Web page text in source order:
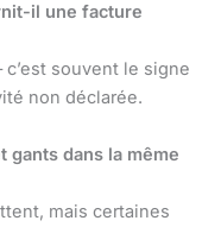
il une facture
c’est souvent le signe
non déclarée.
gants dans la même
mais certaines